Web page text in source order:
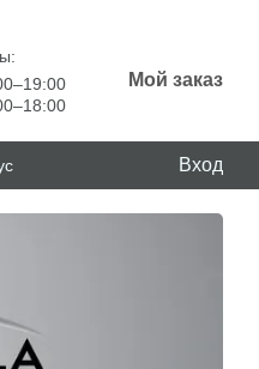
Мой заказ
Вход